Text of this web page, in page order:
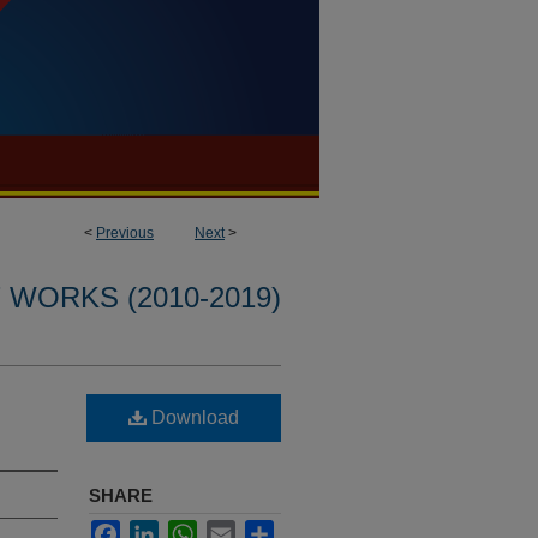
< Previous Next>
WORKS (2010-2019)
Download
SHARE
FacebookLinkedInWhatsApp
Email